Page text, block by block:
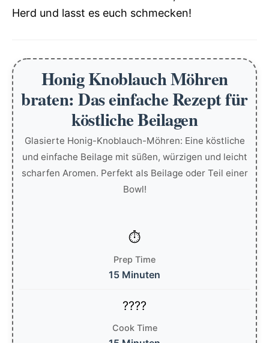
Herd und lasst es euch schmecken!
Honig Knoblauch Möhren
braten: Das einfache Rezept für
köstliche Beilagen
Glasierte Honig-Knoblauch-Möhren: Eine köstliche
und einfache Beilage mit süßen, würzigen und leicht
scharfen Aromen. Perfekt als Beilage oder Teil einer
Bowl!
Prep Time
15 Minuten
Cook Time